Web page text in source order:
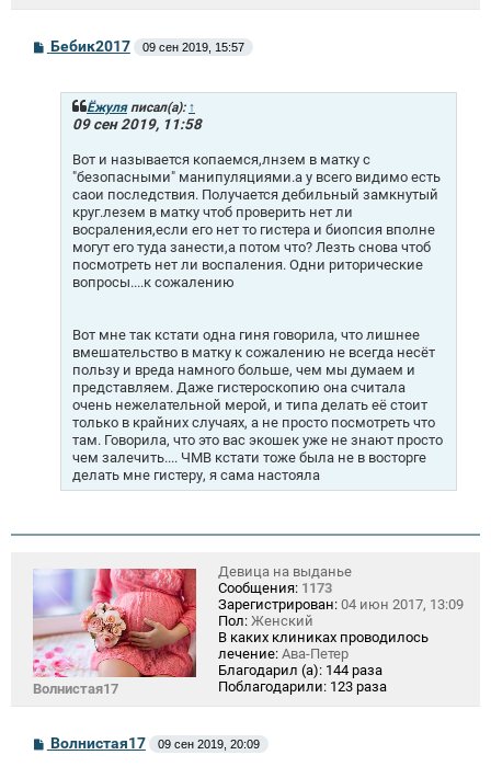
СБебик2017 09 сен 2019, 15:57
Ёжуляписал(а): ↑
09 сен 2019, 11:58
Вот и называется копаемся,лнзем в матку с
"безопасными" манипуляциями.а у всего видимо есть
саои последствия. Получается дебильный замкнутый
круг.лезем в матку чтоб проверить нет ли
восраления,если его нет то гистера и биопсия вполне
могут его туда занести,а потом что? Лезть снова чтоб
посмотреть нет ли воспаления. Одни риторические
вопросы....к сожалению
Вот мне так кстати одна гиня говорила, что лишнее
вмешательство в матку к сожалению не всегда несёт
пользу и вреда намного больше, чем мы думаем и
представляем. Даже гистероскопию она считала
очень нежелательной мерой, и типа делать её стоит
только в крайних случаях, а не просто посмотреть что
там. Говорила, что это вас экошек уже не знают просто
чем залечить.... ЧМВ кстати тоже была не в восторге
делать мне гистеру, я сама настояла
Волнистая17
Девица на выданье
Сообщения: 1173
Зарегистрирован: 04 июн 2017, 13:09
Пол: Женский
В каких клиниках проводилось
лечение: Ава-Петер
Благодарил (а): 144 раза
Поблагодарили: 123 раза
С
о
Волнистая17 09 сен 2019, 20:09